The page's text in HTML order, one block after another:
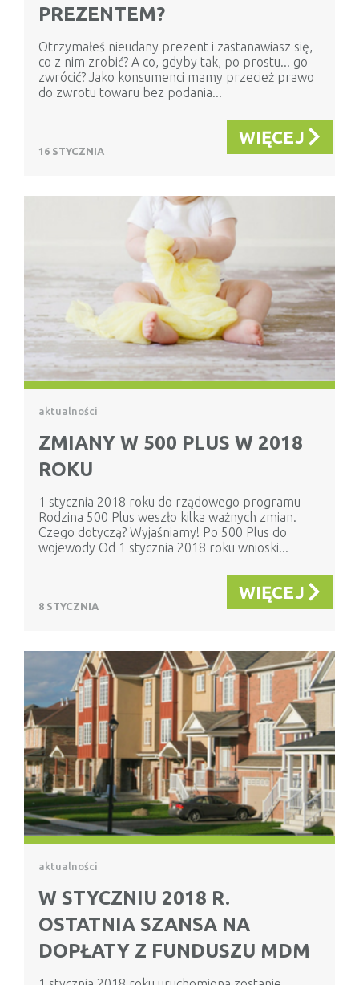
PREZENTEM?
Otrzymałeś nieudany prezent i zastanawiasz się,
co z nim zrobić? A co, gdyby tak, po prostu... go
zwrócić? Jako konsumenci mamy przecież prawo
do zwrotu towaru bez podania...
16 STYCZNIA
WIĘCEJ
aktualności
ZMIANY W 500 PLUS W 2018
ROKU
1 stycznia 2018 roku do rządowego programu
Rodzina 500 Plus weszło kilka ważnych zmian.
Czego dotyczą? Wyjaśniamy! Po 500 Plus do
wojewody Od 1 stycznia 2018 roku wnioski...
8 STYCZNIA
WIĘCEJ
aktualności
W STYCZNIU 2018 R.
OSTATNIA SZANSA NA
DOPŁATY Z FUNDUSZU MDM